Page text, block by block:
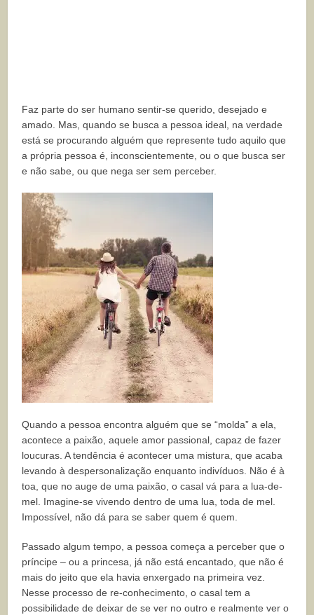
Faz parte do ser humano sentir-se querido, desejado e
amado. Mas, quando se busca a pessoa ideal, na verdade
está se procurando alguém que represente tudo aquilo que
a própria pessoa é, inconscientemente, ou o que busca ser
e não sabe, ou que nega ser sem perceber.
Quando a pessoa encontra alguém que se “molda” a ela,
acontece a paixão, aquele amor passional, capaz de fazer
loucuras. A tendência é acontecer uma mistura, que acaba
levando à despersonalização enquanto indivíduos. Não é à
toa, que no auge de uma paixão, o casal vá para a lua-de-
mel. Imagine-se vivendo dentro de uma lua, toda de mel.
Impossível, não dá para se saber quem é quem.
Passado algum tempo, a pessoa começa a perceber que o
príncipe – ou a princesa, já não está encantado, que não é
mais do jeito que ela havia enxergado na primeira vez.
Nesse processo de re-conhecimento, o casal tem a
possibilidade de deixar de se ver no outro e realmente ver o